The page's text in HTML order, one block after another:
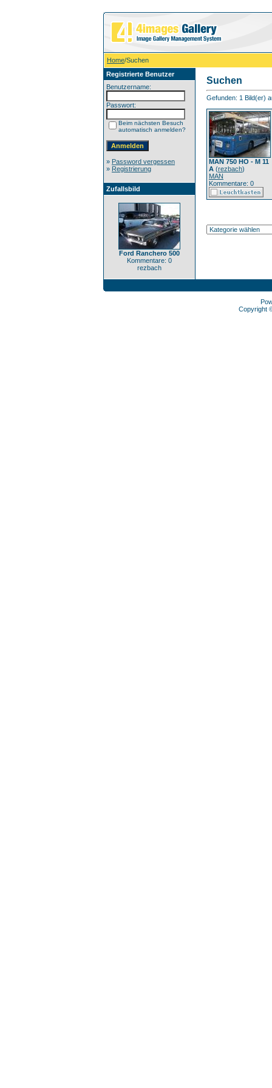
Home/Suchen
Registrierte Benutzer
Benutzername:
Passwort:
Beim nächsten Besuch
automatisch anmelden?
» Password vergessen
» Registrierung
Zufallsbild
Ford Ranchero 500
Kommentare: 0
rezbach
Suchen
Gefunden: 1 Bild(er)
MAN 750 HO - M 11
A (rezbach)
MAN
Kommentare: 0
Copyright